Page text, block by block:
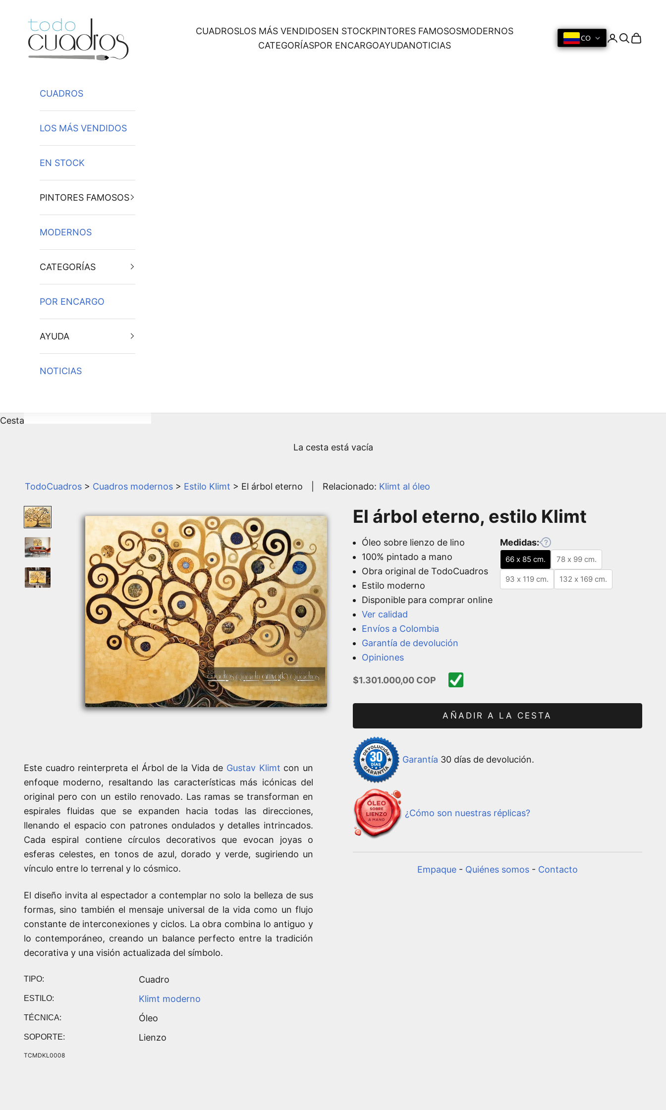
CUADROSLOS MÁS VENDIDOSEN STOCKPINTORES FAMOSOSMODERNOS
CATEGORÍASPOR ENCARGOAYUDANOTICIAS
CO Iniciar sesión
Buscar
Cesta
CUADROS
LOS MÁS VENDIDOS
EN STOCK
PINTORES FAMOSOS
MODERNOS
CATEGORÍAS
POR ENCARGO
AYUDA
NOTICIAS
Cesta
La cesta está vacía
TodoCuadros > Cuadros modernos > Estilo Klimt > El árbol eterno Relacionado: Klimt al óleo
El árbol eterno, estilo Klimt
Óleo sobre lienzo de lino
100% pintado a mano
Obra original de TodoCuadros
Estilo moderno
Disponible para comprar online
Ver calidad
Envíos a Colombia
Garantía de devolución
Opiniones
Medidas:
66 x 85 cm. 78 x 99 cm.
93 x 119 cm. 132 x 169 cm.
Precio de oferta
$1.301.000,00 COP
AÑADIR A LA CESTA
Garantía 30 días de devolución.
¿Cómo son nuestras réplicas?
Empaque - Quiénes somos - Contacto
Este cuadro reinterpreta el Árbol de la Vida de Gustav Klimt con un
enfoque moderno, resaltando las características más icónicas del
original pero con un estilo renovado. Las ramas se transforman en
espirales fluidas que se expanden hacia todas las direcciones,
llenando el espacio con patrones ondulados y detalles intrincados.
Cada espiral contiene círculos decorativos que evocan joyas o
esferas celestes, en tonos de azul, dorado y verde, sugiriendo un
vínculo entre lo terrenal y lo cósmico.
El diseño invita al espectador a contemplar no solo la belleza de sus
formas, sino también el mensaje universal de la vida como un flujo
constante de interconexiones y ciclos. La obra combina lo antiguo y
lo contemporáneo, creando un balance perfecto entre la tradición
decorativa y una visión actualizada del símbolo.
TIPO: Cuadro
ESTILO: Klimt moderno
TÉCNICA: Óleo
SOPORTE: Lienzo
TCMDKL0008